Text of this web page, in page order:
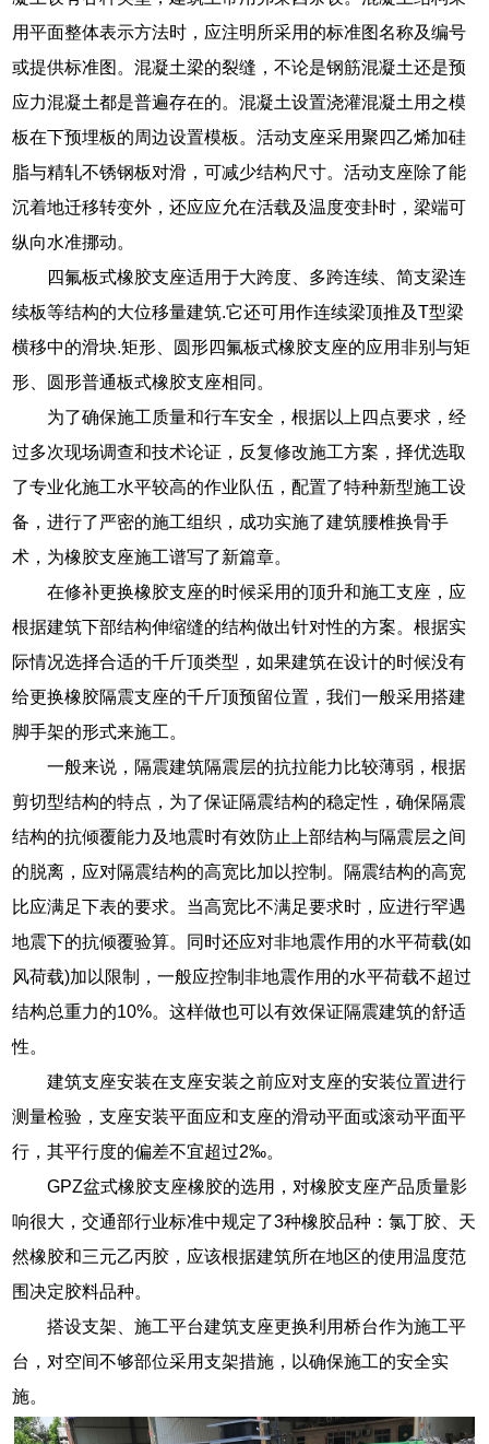
用平面整体表示方法时，应注明所采用的标准图名称及编号
或提供标准图。混凝土梁的裂缝，不论是钢筋混凝土还是预
应力混凝土都是普遍存在的。混凝土设置浇灌混凝土用之模
板在下预埋板的周边设置模板。活动支座采用聚四乙烯加硅
脂与精轧不锈钢板对滑，可减少结构尺寸。活动支座除了能
沉着地迁移转变外，还应应允在活载及温度变卦时，梁端可
纵向水准挪动。
四氟板式橡胶支座适用于大跨度、多跨连续、简支梁连
续板等结构的大位移量建筑.它还可用作连续梁顶推及T型梁
横移中的滑块.矩形、圆形四氟板式橡胶支座的应用非别与矩
形、圆形普通板式橡胶支座相同。
为了确保施工质量和行车安全，根据以上四点要求，经
过多次现场调查和技术论证，反复修改施工方案，择优选取
了专业化施工水平较高的作业队伍，配置了特种新型施工设
备，进行了严密的施工组织，成功实施了建筑腰椎换骨手
术，为橡胶支座施工谱写了新篇章。
在修补更换橡胶支座的时候采用的顶升和施工支座，应
根据建筑下部结构伸缩缝的结构做出针对性的方案。根据实
际情况选择合适的千斤顶类型，如果建筑在设计的时候没有
给更换橡胶隔震支座的千斤顶预留位置，我们一般采用搭建
脚手架的形式来施工。
一般来说，隔震建筑隔震层的抗拉能力比较薄弱，根据
剪切型结构的特点，为了保证隔震结构的稳定性，确保隔震
结构的抗倾覆能力及地震时有效防止上部结构与隔震层之间
的脱离，应对隔震结构的高宽比加以控制。隔震结构的高宽
比应满足下表的要求。当高宽比不满足要求时，应进行罕遇
地震下的抗倾覆验算。同时还应对非地震作用的水平荷载(如
风荷载)加以限制，一般应控制非地震作用的水平荷载不超过
结构总重力的10%。这样做也可以有效保证隔震建筑的舒适
性。
建筑支座安装在支座安装之前应对支座的安装位置进行
测量检验，支座安装平面应和支座的滑动平面或滚动平面平
行，其平行度的偏差不宜超过2‰。
GPZ盆式橡胶支座橡胶的选用，对橡胶支座产品质量影
响很大，交通部行业标准中规定了3种橡胶品种：氯丁胶、天
然橡胶和三元乙丙胶，应该根据建筑所在地区的使用温度范
围决定胶料品种。
搭设支架、施工平台建筑支座更换利用桥台作为施工平
台，对空间不够部位采用支架措施，以确保施工的安全实
施。